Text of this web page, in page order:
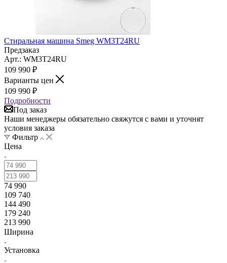
Стиральная машина Smeg WM3T24RU
Предзаказ
Арт.: WM3T24RU
109 990 ₽
Варианты цен
109 990 ₽
Подробности
Под заказ
Наши менеджеры обязательно свяжутся с вами и уточнят
условия заказа
Фильтр
Цена
74 990
109 740
144 490
179 240
213 990
Ширина
Установка